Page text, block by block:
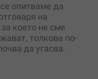
опитваме да
на
което не сме
толкова по-
да угасва.